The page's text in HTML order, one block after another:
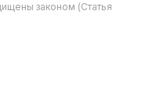
законом (Статья